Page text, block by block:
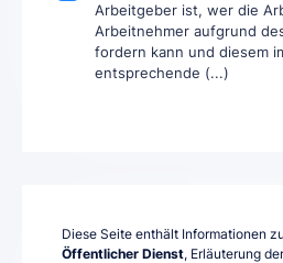
Arbeitgeber ist, wer die
Arbeitnehmer aufgrund
fordern kann und diesem
entsprechende (...)
Diese Seite enthält Informationen
Öffentlicher Dienst, Erläuterung